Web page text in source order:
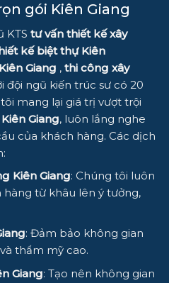
gói Kiên Giang
KTS tư vấn thiết kế xây
kế biệt thự Kiên
Giang , thi công xây
đội ngũ kiến trúc sư có 20
mang lại giá trị vượt trội
Giang, luôn lắng nghe
của khách hàng. Các dịch
Kiên Giang: Chúng tôi luôn
từ khâu lên ý tưởng,
: Đảm bảo không gian
thẩm mỹ cao.
Giang: Tạo nên không gian